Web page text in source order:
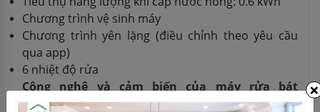
Chương trình vệ sinh máy
Chương trình yên lặng (điều chỉnh theo yêu cầu
qua app)
6 nhiệt độ rửa
Công nghệ và cảm biến của máy rửa bát
SMS8TCI01E:
×